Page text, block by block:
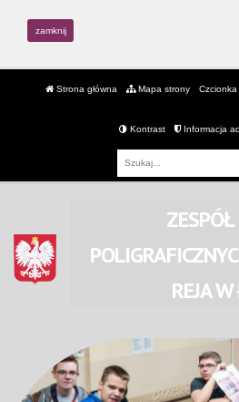
zamknij
Strona główna Mapa strony Czcionka
Kontrast Informacja
REJAW